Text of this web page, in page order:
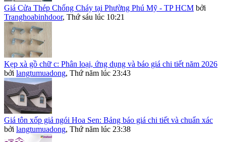
Giá Cửa Thép Chống Cháy tại Phường Phú Mỹ - TP HCM bởi
Tranghoabinhdoor, Thứ sáu lúc 10:21
Kẹp xà gồ chữ c: Phân loại, ứng dụng và báo giá chi tiết năm 2026
bởi langtumuadong, Thứ năm lúc 23:43
Giá tôn xốp giả ngói Hoa Sen: Bảng báo giá chi tiết và chuẩn xác
bởi langtumuadong, Thứ năm lúc 23:38